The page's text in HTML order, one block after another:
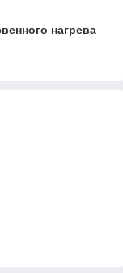
нагрева